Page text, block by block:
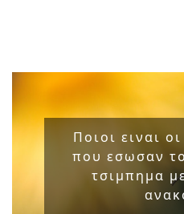
Ποιοι ειναι
που εσωσαν
τσιμπημα